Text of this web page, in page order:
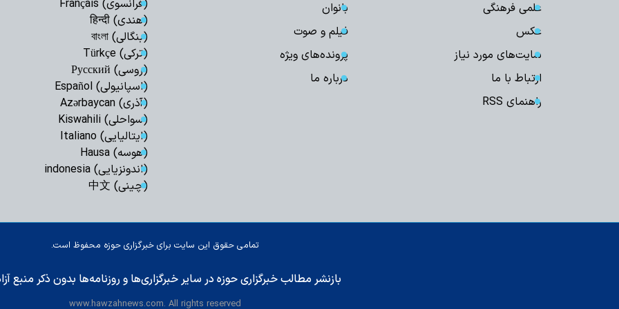
قم احداث می‌شود
علمی فرهنگی
بانوان
عکس
فیلم و صوت
سایت‌های مورد نیاز
پرونده‌های ویژه
ارتباط با ما
درباره ما
راهنمای RSS
(فرانسوی) Français
(هندی) हिन्दी
(بنگالی) বাংলা
(ترکی) Türkçe
(روسی) Русский
(اسپانیولی) Español
(آذری) Azərbaycan
(سواحلی) Kiswahili
(ایتالیایی) Italiano
(هوسه) Hausa
(اندونزیایی) indonesia
(چینی) 中文
تمامی حقوق این سایت برای خبرگزاری حوزه محفوظ است.
بازنشر مطالب خبرگزاری حوزه در سایر خبرگزاری‌ها و روزنامه‌ها بدون ذکر منبع
www.hawzahnews.com. All rights reserved